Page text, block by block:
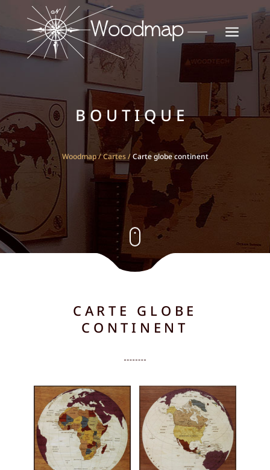
a
BOUTIQUE
Woodmap/Cartes/Carte globe continent
CARTE GLOBE
CONTINENT